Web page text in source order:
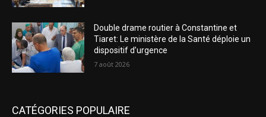
Double drame routier à Constantine et
Tiaret: Le ministère de la Santé déploie un
dispositif d’urgence
7 août 2026
CATÉGORIES POPULAIRE